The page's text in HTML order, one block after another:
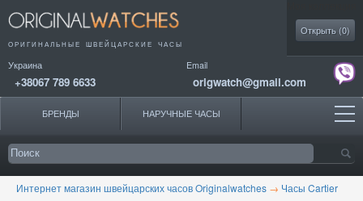
ОРИГИНАЛЬНЫЕ ШВЕЙЦАРСКИЕ ЧАСЫ
Украина
+38067 789 6633
Email
origwatch@gmail.com
Открыть (0)
БРЕНДЫ НАРУЧНЫЕ ЧАСЫ
Интернет магазин швейцарских часов Originalwatches → Часы Cartier